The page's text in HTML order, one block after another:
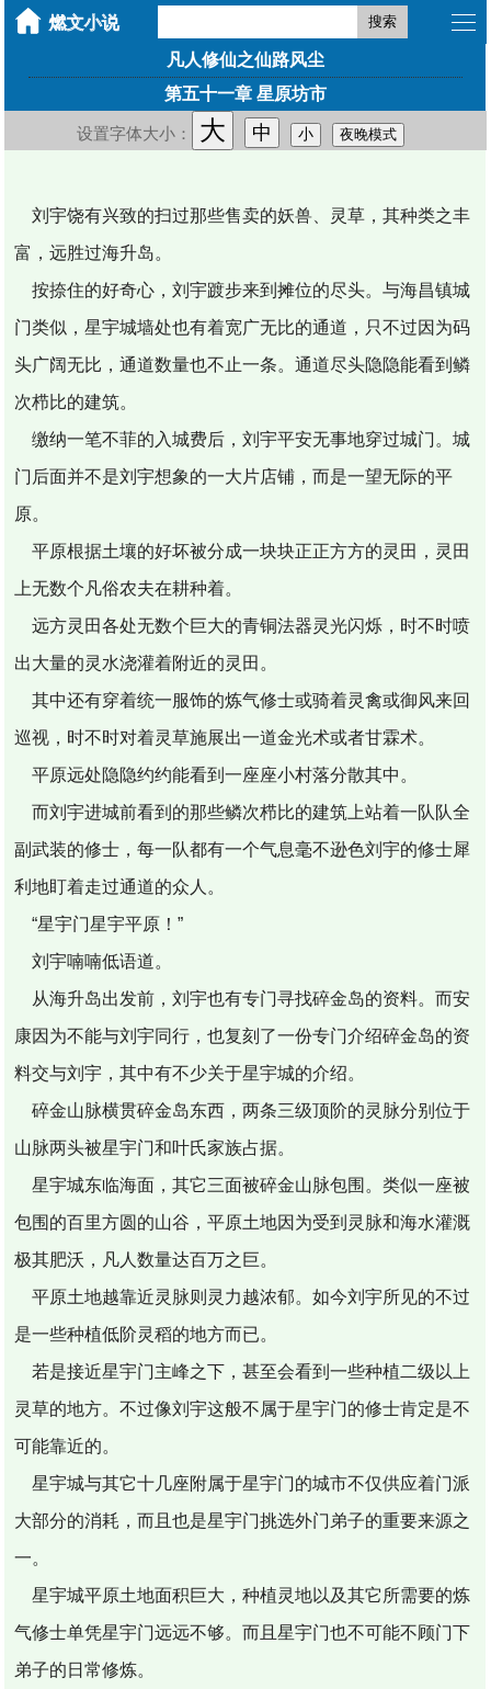
搜索
凡人修仙之仙路风尘
第五十一章 星原坊市
设置字体大小： 大 中 小 夜晚模式
刘宇饶有兴致的扫过那些售卖的妖兽、灵草，其种类之丰
富，远胜过海升岛。
按捺住的好奇心，刘宇踱步来到摊位的尽头。与海昌镇城
门类似，星宇城墙处也有着宽广无比的通道，只不过因为码
头广阔无比，通道数量也不止一条。通道尽头隐隐能看到鳞
次栉比的建筑。
缴纳一笔不菲的入城费后，刘宇平安无事地穿过城门。城
门后面并不是刘宇想象的一大片店铺，而是一望无际的平
原。
平原根据土壤的好坏被分成一块块正正方方的灵田，灵田
上无数个凡俗农夫在耕种着。
远方灵田各处无数个巨大的青铜法器灵光闪烁，时不时喷
出大量的灵水浇灌着附近的灵田。
其中还有穿着统一服饰的炼气修士或骑着灵禽或御风来回
巡视，时不时对着灵草施展出一道金光术或者甘霖术。
平原远处隐隐约约能看到一座座小村落分散其中。
而刘宇进城前看到的那些鳞次栉比的建筑上站着一队队全
副武装的修士，每一队都有一个气息毫不逊色刘宇的修士犀
利地盯着走过通道的众人。
“星宇门星宇平原！”
刘宇喃喃低语道。
从海升岛出发前，刘宇也有专门寻找碎金岛的资料。而安
康因为不能与刘宇同行，也复刻了一份专门介绍碎金岛的资
料交与刘宇，其中有不少关于星宇城的介绍。
碎金山脉横贯碎金岛东西，两条三级顶阶的灵脉分别位于
山脉两头被星宇门和叶氏家族占据。
星宇城东临海面，其它三面被碎金山脉包围。类似一座被
包围的百里方圆的山谷，平原土地因为受到灵脉和海水灌溉
极其肥沃，凡人数量达百万之巨。
平原土地越靠近灵脉则灵力越浓郁。如今刘宇所见的不过
是一些种植低阶灵稻的地方而已。
若是接近星宇门主峰之下，甚至会看到一些种植二级以上
灵草的地方。不过像刘宇这般不属于星宇门的修士肯定是不
可能靠近的。
星宇城与其它十几座附属于星宇门的城市不仅供应着门派
大部分的消耗，而且也是星宇门挑选外门弟子的重要来源之
一。
星宇城平原土地面积巨大，种植灵地以及其它所需要的炼
气修士单凭星宇门远远不够。而且星宇门也不可能不顾门下
弟子的日常修炼。